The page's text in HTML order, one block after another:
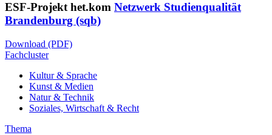
ESF-Projekt het.kom Netzwerk Studienqualität
Brandenburg (sqb)
Download (PDF)
Fachcluster
Kultur & Sprache
Kunst & Medien
Natur & Technik
Soziales, Wirtschaft & Recht
Thema